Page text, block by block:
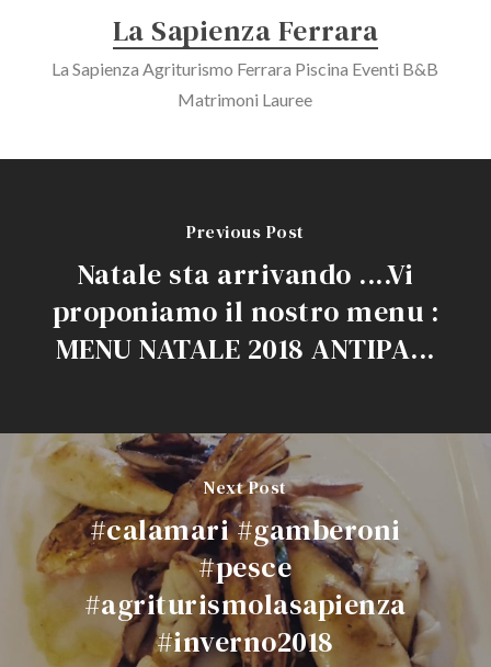
La Sapienza Ferrara
La Sapienza Agriturismo Ferrara Piscina Eventi B&B
Matrimoni Lauree
Previous Post
Natale sta arrivando ....Vi
proponiamo il nostro menu :
MENU NATALE 2018 ANTIPA...
Next Post
#calamari #gamberoni
#pesce
#agriturismolasapienza
#inverno2018